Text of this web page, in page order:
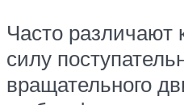
Часто различают
силу
вращательного